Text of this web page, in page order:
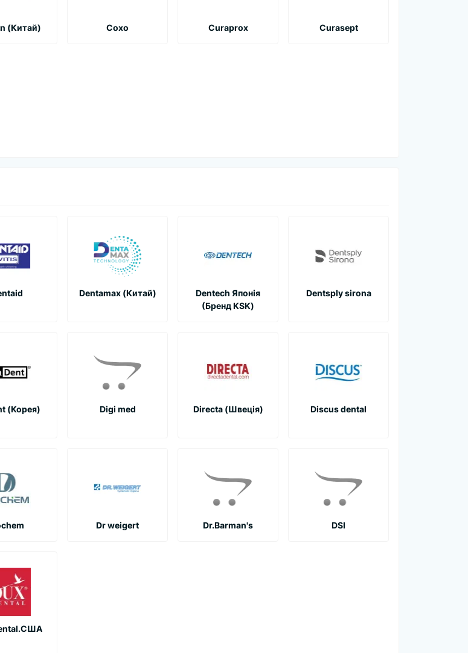
(Китай) Coxo Curaprox Curasept
Dentamax (Китай)
Dentech Японія
(Бренд KSK)
Dentsply sirona
(Корея) Digi med Directa (Швеція) Discus dental
Dr weigert Dr.Barman's DSI